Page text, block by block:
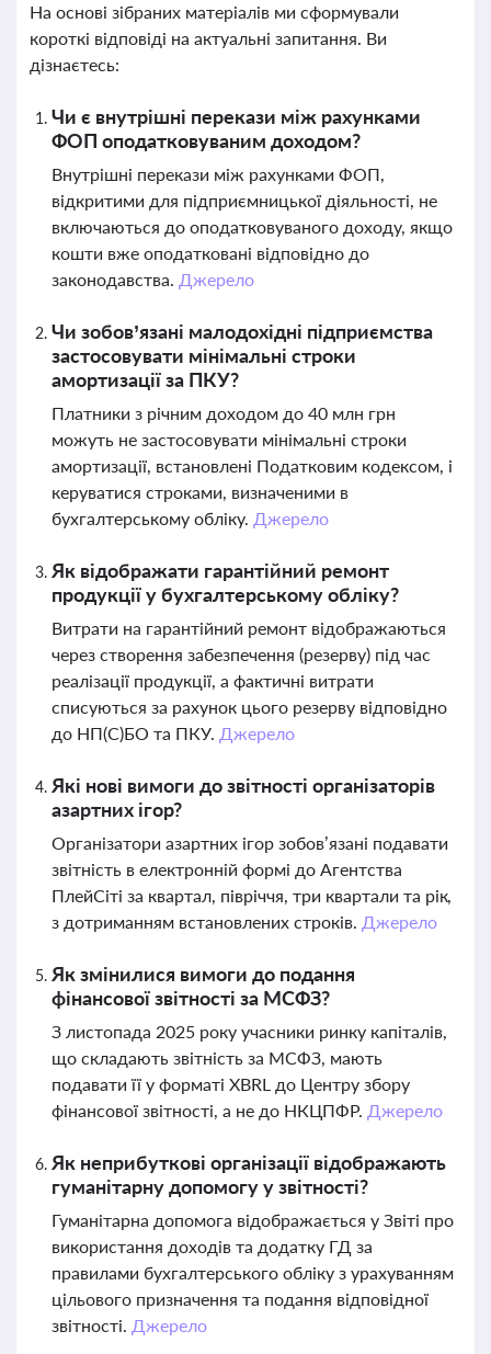
На основі зібраних матеріалів ми сформували
короткі відповіді на актуальні запитання. Ви
дізнаєтесь:
Чи є внутрішні перекази між рахунками
ФОП оподатковуваним доходом?
Внутрішні перекази між рахунками ФОП,
відкритими для підприємницької діяльності, не
включаються до оподатковуваного доходу, якщо
кошти вже оподатковані відповідно до
законодавства. Джерело
Чи зобов’язані малодохідні підприємства
застосовувати мінімальні строки
амортизації за ПКУ?
Платники з річним доходом до 40 млн грн
можуть не застосовувати мінімальні строки
амортизації, встановлені Податковим кодексом, і
керуватися строками, визначеними в
бухгалтерському обліку. Джерело
Як відображати гарантійний ремонт
продукції у бухгалтерському обліку?
Витрати на гарантійний ремонт відображаються
через створення забезпечення (резерву) під час
реалізації продукції, а фактичні витрати
списуються за рахунок цього резерву відповідно
до НП(С)БО та ПКУ. Джерело
Які нові вимоги до звітності організаторів
азартних ігор?
Організатори азартних ігор зобов’язані подавати
звітність в електронній формі до Агентства
ПлейСіті за квартал, півріччя, три квартали та рік,
з дотриманням встановлених строків. Джерело
Як змінилися вимоги до подання
фінансової звітності за МСФЗ?
З листопада 2025 року учасники ринку капіталів,
що складають звітність за МСФЗ, мають
подавати її у форматі XBRL до Центру збору
фінансової звітності, а не до НКЦПФР. Джерело
Як неприбуткові організації відображають
гуманітарну допомогу у звітності?
Гуманітарна допомога відображається у Звіті про
використання доходів та додатку ГД за
правилами бухгалтерського обліку з урахуванням
цільового призначення та подання відповідної
звітності. Джерело